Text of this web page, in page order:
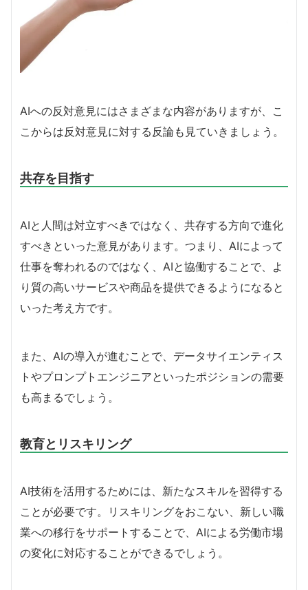
AIへの反対意見にはさまざまな内容がありますが、こ
こからは反対意見に対する反論も見ていきましょう。
共存を目指す
AIと人間は対立すべきではなく、共存する方向で進化
すべきといった意見があります。つまり、AIによって
仕事を奪われるのではなく、AIと協働することで、よ
り質の高いサービスや商品を提供できるようになると
いった考え方です。
また、AIの導入が進むことで、データサイエンティス
トやプロンプトエンジニアといったポジションの需要
も高まるでしょう。
教育とリスキリング
AI技術を活用するためには、新たなスキルを習得する
ことが必要です。リスキリングをおこない、新しい職
業への移行をサポートすることで、AIによる労働市場
の変化に対応することができるでしょう。